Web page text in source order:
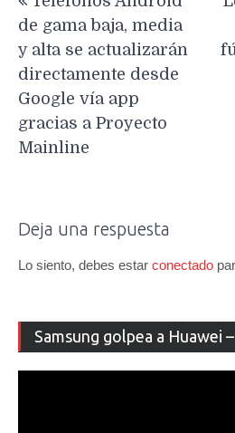
de
entradas
de gama baja, media
y alta se actualizarán
directamente desde
Google vía app
gracias a Proyecto
Mainline
Deja una respuesta
Lo siento, debes estar conectado
Samsung golpea a Huawei